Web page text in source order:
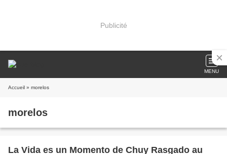
Publicité
MENU
Accueil » morelos
morelos
La Vida es un Momento de Chuy Rasgado au